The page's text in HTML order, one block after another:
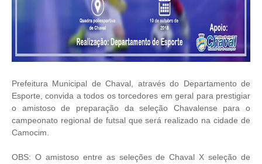
Prefeitura Municipal de Chaval, através do Departamento de
Esporte, convida a todos os torcedores em geral para prestigiar
o amistoso de preparação da seleção Chavalense para o
campeonato regional de futsal que será realizado na cidade de
Camocim.
OBS: O amistoso entre as seleções de Chaval X seleção de